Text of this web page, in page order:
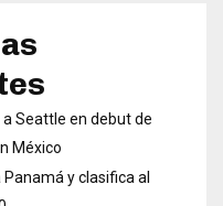
Seattle en debut de
México
Panamá y clasifica al